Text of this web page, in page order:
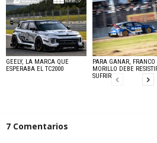
GEELY, LA MARCA QUE
ESPERABA EL TC2000
PARA GANAR, FRANCO
MORILLO DEBE
SUFRIR
7 Comentarios